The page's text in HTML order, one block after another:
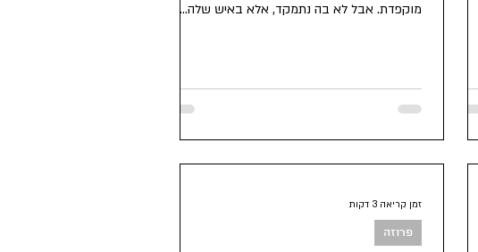
מוקפדת. אבל לא בה נתמקד, אלא באיש שלה...
פרוזה
זמן קריאה 3 דקות